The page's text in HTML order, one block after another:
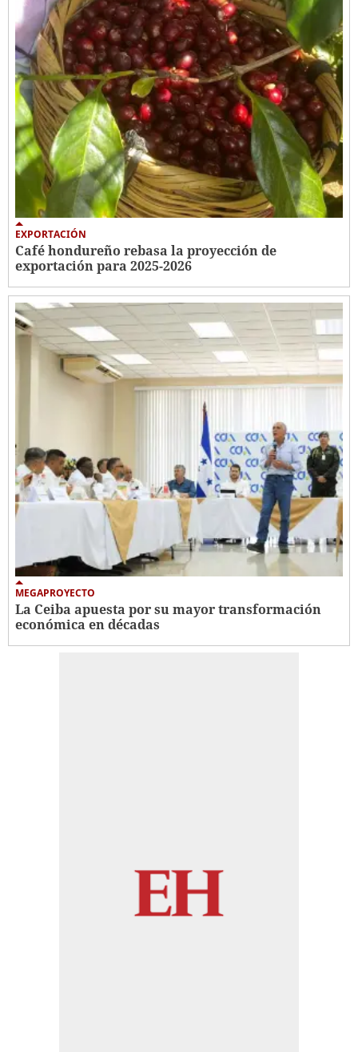
EXPORTACIÓN
Café hondureño rebasa la proyección de
exportación para 2025-2026
MEGAPROYECTO
La Ceiba apuesta por su mayor transformación
económica en décadas